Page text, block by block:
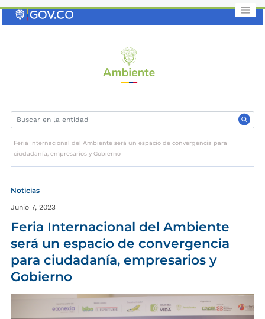
Feria Internacional del Ambiente será un espacio de convergencia para
ciudadanía, empresarios y Gobierno
Noticias
Junio 7, 2023
Feria Internacional del Ambiente
será un espacio de convergencia
para ciudadanía, empresarios y
Gobierno